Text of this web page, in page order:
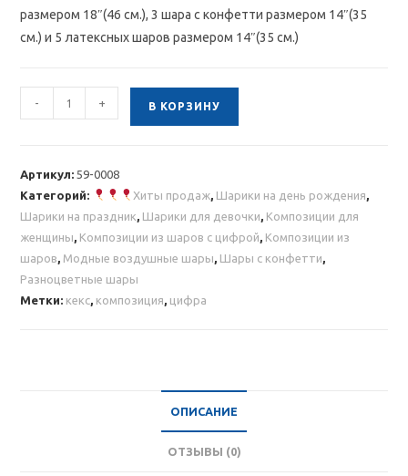
размером 18″(46 см.), 3 шара с конфетти размером 14″(35
см.) и 5 латексных шаров размером 14″(35 см.)
Количество
товара
цифрой
и
кексом
- + В КОРЗИНУ
Артикул:59-0008
Категорий:
Хиты продаж, Шарики на день рождения,
Шарики на праздник, Шарики для девочки, Композиции для
женщины, Композиции из шаров с цифрой, Композиции из
шаров, Модные воздушные шары, Шары с конфетти,
Разноцветные шары
Метки: кекс, композиция, цифра
ОПИСАНИЕ
ОТЗЫВЫ (0)